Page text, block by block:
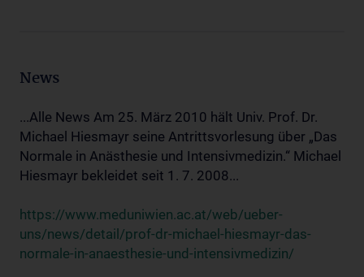
News
...Alle News Am 25. März 2010 hält Univ. Prof. Dr.
Michael Hiesmayr seine Antrittsvorlesung über „Das
Normale in Anästhesie und Intensivmedizin.“ Michael
Hiesmayr bekleidet seit 1. 7. 2008...
https://www.meduniwien.ac.at/web/ueber-
uns/news/detail/prof-dr-michael-hiesmayr-das-
normale-in-anaesthesie-und-intensivmedizin/